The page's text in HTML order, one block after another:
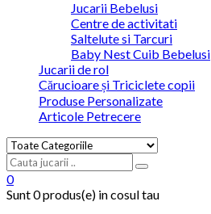
Jucarii Bebelusi
Centre de activitati
Saltelute si Tarcuri
Baby Nest Cuib Bebelusi
Jucarii de rol
Cărucioare și Triciclete copii
Produse Personalizate
Articole Petrecere
0
Sunt0 produs(e) in cosul tau